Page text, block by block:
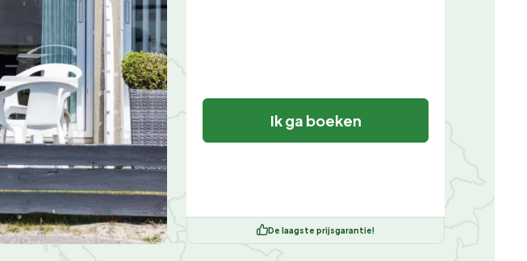
Ik ga boeken
De laagste prijsgarantie!